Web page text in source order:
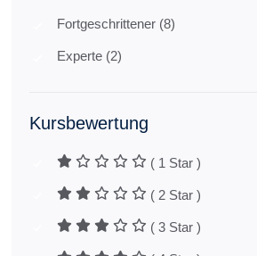
Fortgeschrittener (8)
Experte (2)
Kursbewertung
( 1 Star )
( 2 Star )
( 3 Star )